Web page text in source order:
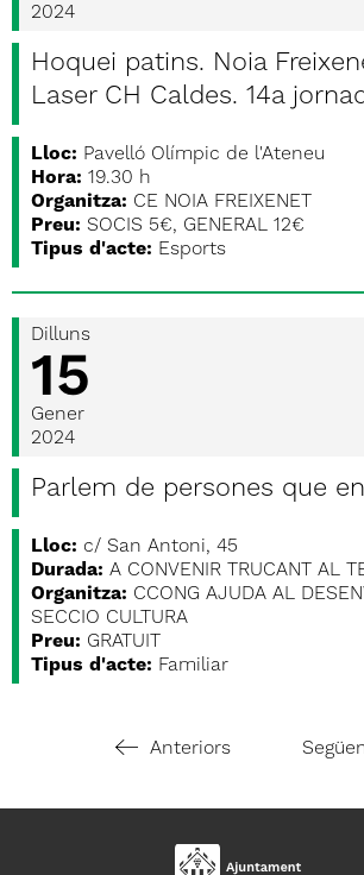
2024
Hoquei patins. Noia
Laser CH Caldes. 14a
Lloc: Pavelló Olímpic de l'Ateneu
Hora: 19.30 h
Organitza: CE NOIA FREIXENET
Preu: SOCIS 5€, GENERAL 12€
Tipus d'acte: Esports
Dilluns
15
Gener
2024
Parlem de persones que
Lloc: c/ San Antoni, 45
Durada: A CONVENIR TRUCANT AL
Organitza: CCONG AJUDA AL
SECCIO CULTURA
Preu: GRATUIT
Tipus d'acte: Familiar
Anteriors